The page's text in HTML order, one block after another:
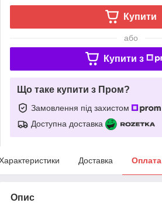
Купити
або
Купити з
Що таке купити з Пром?
Замовлення під захистом
Доступна доставка
Доставка Оплата
Опис